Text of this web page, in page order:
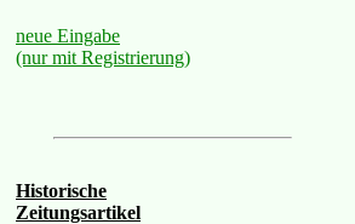
neue Eingabe
(nur mit Registrierung)
Historische
Zeitungsartikel